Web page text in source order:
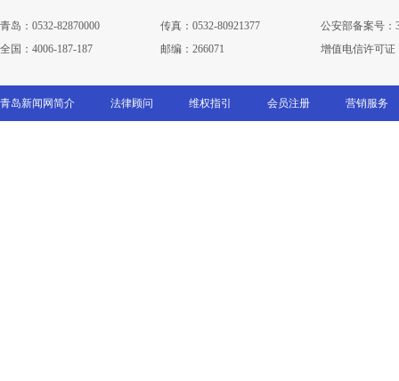
青岛：0532-82870000 传真：0532-80921377
公安部备案号：
全国：4006-187-187
邮编：266071 增值电信许可证
青岛新闻网简介 法律顾问 维权指引 会员注册 营销服务